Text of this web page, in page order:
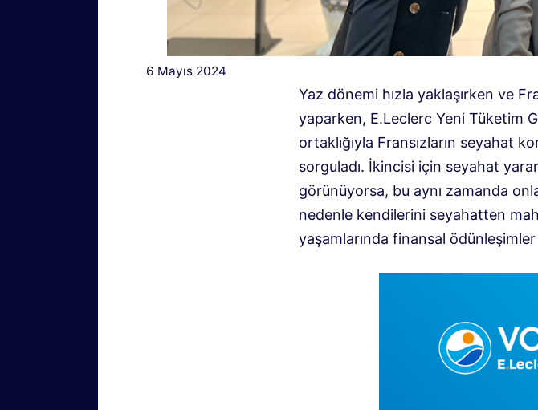
6 Mayıs 2024
Yaz dönemi hızla yaklaşırken ve
yaparken, E.Leclerc Yeni Tüketim
ortaklığıyla Fransızların seyahat
sorguladı. İkincisi için seyahat
görünüyorsa, bu aynı zamanda
nedenle kendilerini seyahatten
yaşamlarında finansal ödünleşimler